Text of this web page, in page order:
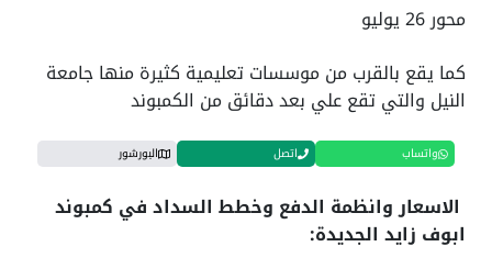
محور 26 يوليو
كما يقع بالقرب من موسسات تعليمية كثيرة منها جامعة
النيل والتي تقع علي بعد دقائق من الكمبوند
واتساب اتصل البورشور
الاسعار وانظمة الدفع وخطط السداد في كمبوند
ابوف زايد الجديدة: